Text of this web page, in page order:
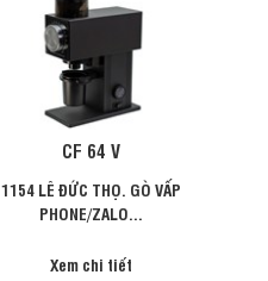
CF 64 V
1154 LÊ ĐỨC THỌ. GÒ VẤP
PHONE/ZALO...
Xem chi tiết